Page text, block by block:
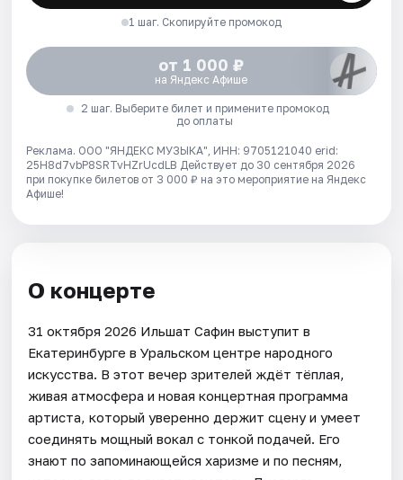
1 шаг. Скопируйте промокод
от 1 000 ₽
на Яндекс Афише
2 шаг. Выберите билет и примените промокод
до оплаты
Реклама. ООО "ЯНДЕКС МУЗЫКА", ИНН: 9705121040 erid:
25H8d7vbP8SRTvHZrUcdLB Действует до 30 сентября 2026
при покупке билетов от 3 000 ₽ на это мероприятие на Яндекс
Афише!
О концерте
31 октября 2026 Ильшат Сафин выступит в
Екатеринбурге в Уральском центре народного
искусства. В этот вечер зрителей ждёт тёплая,
живая атмосфера и новая концертная программа
артиста, который уверенно держит сцену и умеет
соединять мощный вокал с тонкой подачей. Его
знают по запоминающейся харизме и по песням,